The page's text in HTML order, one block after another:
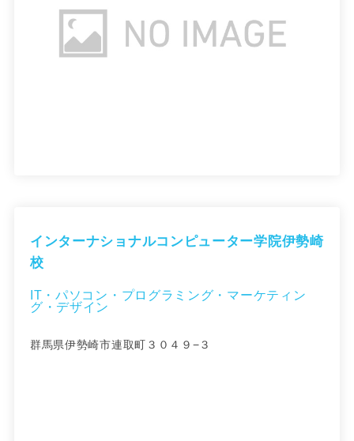
インターナショナルコンピューター学院伊勢崎
校
IT・パソコン・プログラミング・マーケティン
グ・デザイン
群馬県伊勢崎市連取町３０４９−３